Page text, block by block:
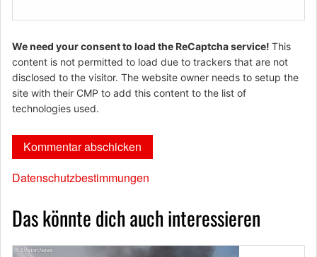
We need your consent to load the ReCaptcha service! This
content is not permitted to load due to trackers that are not
disclosed to the visitor. The website owner needs to setup the
site with their CMP to add this content to the list of
technologies used.
Datenschutzbestimmungen
Das könnte dich auch interessieren